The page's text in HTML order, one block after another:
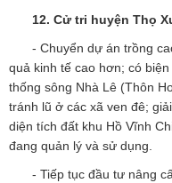
12. Cử tri huyện Thọ
- Chuyển dự án trồng
quả kinh tế cao hơn; có
thống sông Nhà Lê (Thôn
tránh lũ ở các xã ven đê;
diện tích đất khu Hồ Vĩnh
đang quản lý và sử dụng.
- Tiếp tục đầu tư nâng